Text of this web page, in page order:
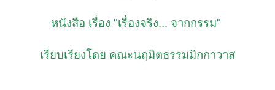
หนังสือ เรื่อง "เรื่องจริง... จากกรรม"
เรียบเรียงโดย คณะนฤมิตธรรมมิกกาวาส